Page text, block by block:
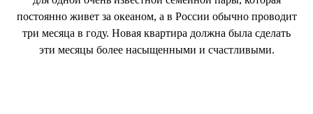
постоянно живет за океаном, а в России обычно проводит
три месяца в году. Новая квартира должна была сделать
эти месяцы более насыщенными и счастливыми.